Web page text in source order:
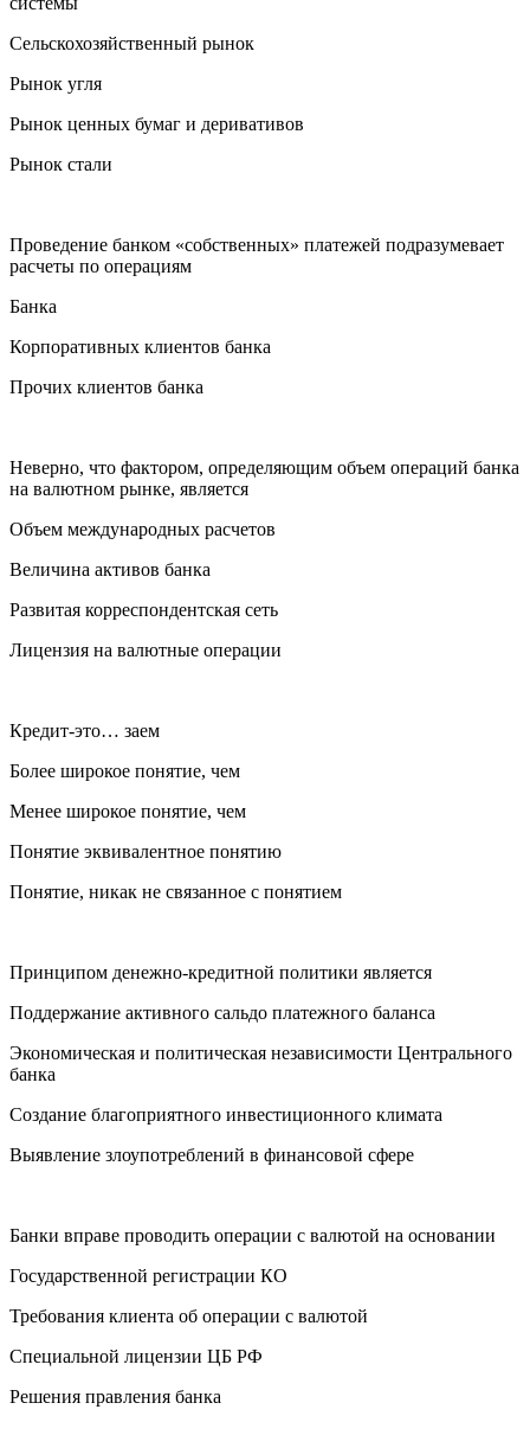
Сельскохозяйственный рынок
Рынок угля
Рынок ценных бумаг и деривативов
Рынок стали
Проведение банком «собственных» платежей подразумевает
расчеты по операциям
Банка
Корпоративных клиентов банка
Прочих клиентов банка
Неверно, что фактором, определяющим объем операций банка
на валютном рынке, является
Объем международных расчетов
Величина активов банка
Развитая корреспондентская сеть
Лицензия на валютные операции
Кредит-это… заем
Более широкое понятие, чем
Менее широкое понятие, чем
Понятие эквивалентное понятию
Понятие, никак не связанное с понятием
Принципом денежно-кредитной политики является
Поддержание активного сальдо платежного баланса
Экономическая и политическая независимости Центрального
банка
Создание благоприятного инвестиционного климата
Выявление злоупотреблений в финансовой сфере
Банки вправе проводить операции с валютой на основании
Государственной регистрации КО
Требования клиента об операции с валютой
Специальной лицензии ЦБ РФ
Решения правления банка